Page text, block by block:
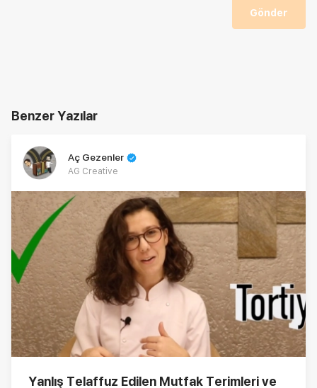
Gönder
Benzer Yazılar
Aç Gezenler
AG Creative
Yanlış Telaffuz Edilen Mutfak Terimleri ve